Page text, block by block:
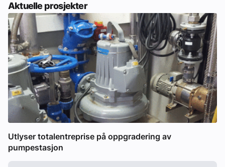
Aktuelle prosjekter
Utlyser totalentreprise på oppgradering av
pumpestasjon